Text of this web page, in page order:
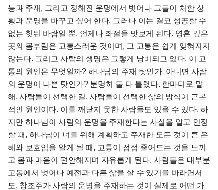
능과 주재, 그리고 정해진 운명에서 벗어나 그들이 처한 상
황과 운명을 바꾸고 싶어 한다. 그러나 이는 결코 성공할 수
없는 헛된 바람일 뿐, 언제나 좌절을 맛보게 된다. 영혼 깊은
곳의 몸부림은 고통스러운 것이며, 그 고통은 쉽게 잊혀지지
않는다. 그리고 사람의 생명은 그렇게 낭비되고 있다. 이 고
통의 원인은 무엇일까? 하나님의 주재 탓인가, 아니면 사람
의 운명이 나쁜 탓인가? 분명히 둘 다 틀렸다. 한마디로 말
해, 사람들이 선택한 길, 사람들이 선택한 삶의 방식이 근본
적인 원인이다. 이를 깨닫지 못한 사람들도 있을 수 있다. 하
지만 하나님이 사람의 운명을 주재한다는 사실을 알고 인정
할 때, 하나님이 너를 위해 계획하고 주재한 모든 것이 큰 은
혜와 보호임을 알게 될 때, 고통이 점점 줄어드는 것을 느끼
고 몸과 마음이 편안해지며 자유롭게 된다. 사람들은 대부분
고통에서 벗어나 예전과 다른 삶을 살 수 있기를 바라면서
도, 창조주가 사람의 운명을 주재하는 것이 실제로 어떤 가